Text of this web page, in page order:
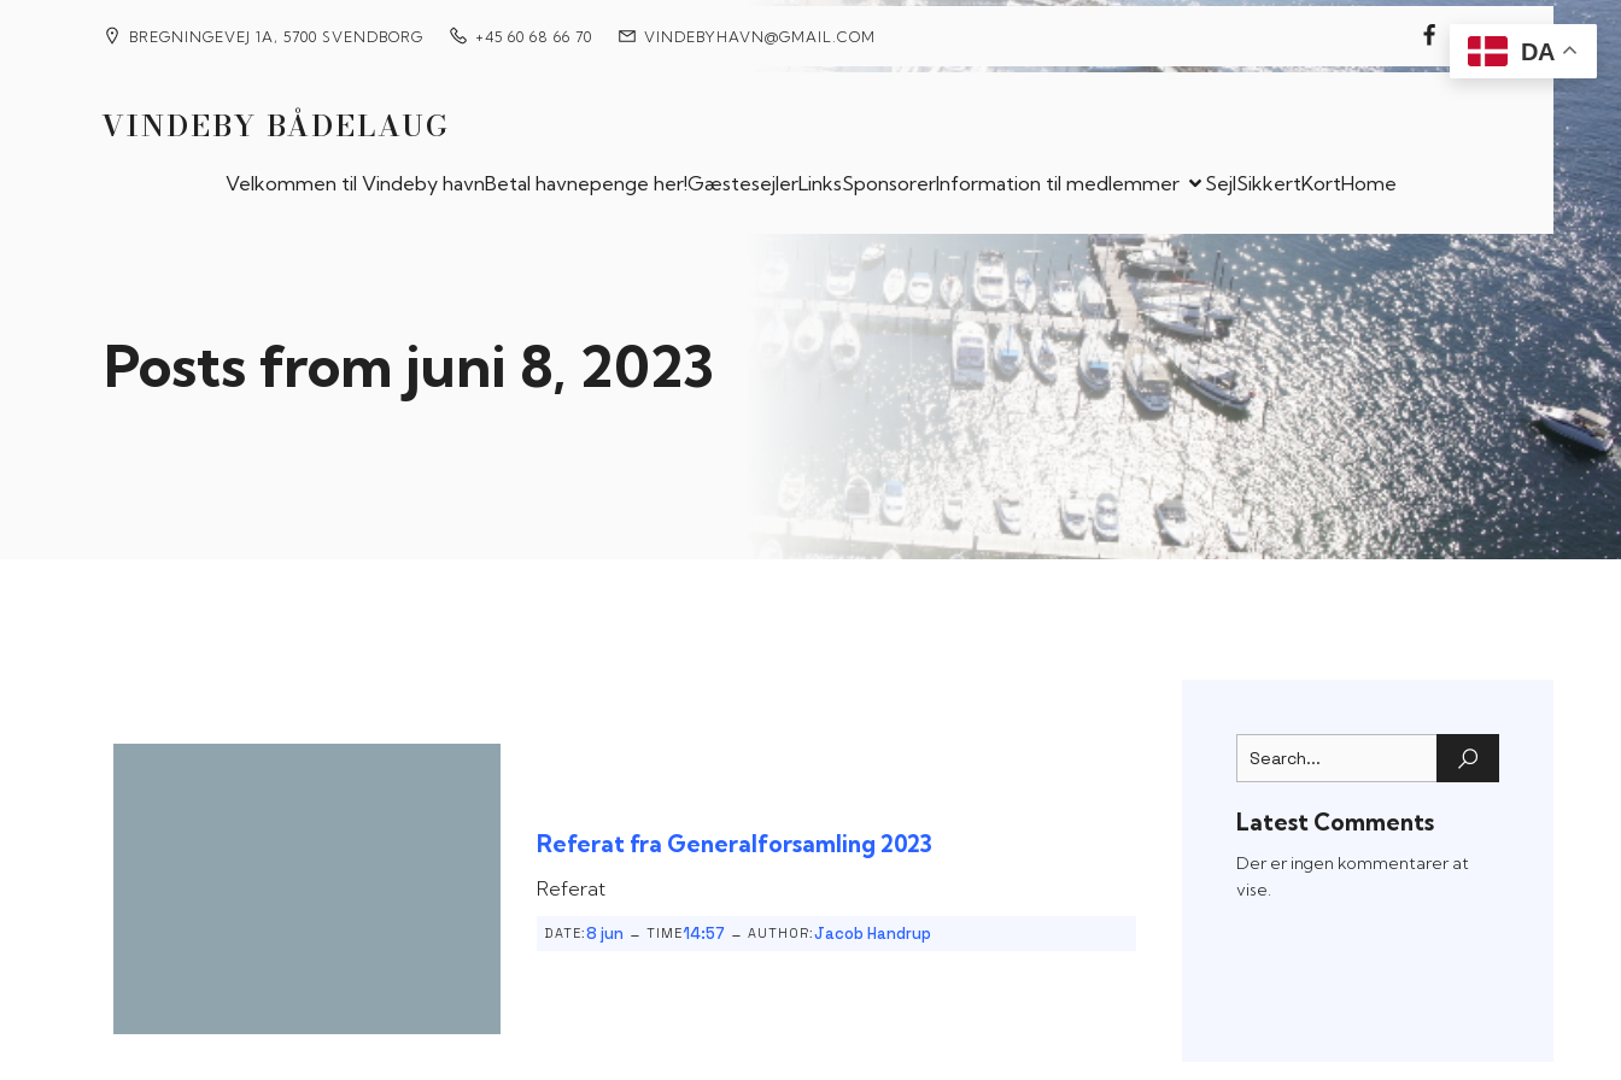
BREGNINGEVEJ 1A, 5700 SVENDBORG +45 60 68 66 70 VINDEBYHAVN@GMAIL.COM
VINDEBY BÅDELAUG
Velkommen til Vindeby havnBetal havnepenge her!GæstesejlerLinksSponsorerInformation til medlemmer SejlSikkertKortHome
Posts from juni 8, 2023
Referat fra Generalforsamling 2023
Referat
DATE:8 jun - TIME14:57 - AUTHOR:Jacob Handrup
Latest Comments
Der er ingen kommentarer at
vise.
DA